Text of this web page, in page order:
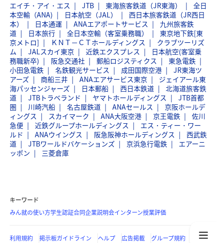
エイチ・アイ・エス JTB 東海旅客鉄道（JR東海）
全日
本空輸（ANA)
日本航空（JAL）
西日本旅客鉄道（JR西日
本）
日本通運 ANAエアポートサービス
九州旅客鉄
道
日本旅行 全日本空輸（客室乗務職）
東京地下鉄[東
京メトロ]
ＫＮＴ－ＣＴホールディングス
クラブツーリズ
ム
JALスカイ東京 近鉄エクスプレス
日本航空(客室乗
務職新卒)
阪急交通社 郵船ロジスティクス
東急電鉄
小田急電鉄
名鉄観光サービス 成田国際空港
JR東海ツ
アーズ
商船三井 ANAエアサービス東京
ジェイアール東
海パッセンジャーズ
日本郵船 西日本鉄道
北海道旅客鉄
道
JTBトラベランド ヤマトホールディングス
JTB首都
圏
川崎汽船 名古屋鉄道 ANAセールス
京阪ホールデ
ィングス
スカイマーク ANA大阪空港 京王電鉄
佐川
急便
近鉄グループホールディングス
エス・ティー・ワー
ルド
ANAウイングス 阪急阪神ホールディングス
西武鉄
道
JTBワールドバケーションズ 京浜急行電鉄
エアーニ
ッポン
三菱倉庫
キーワード
みん就の使い方学生認証合同企業説明会インターン授業評価
利用規約 掲示板ガイドライン ヘルプ 広告掲載 グループ規約